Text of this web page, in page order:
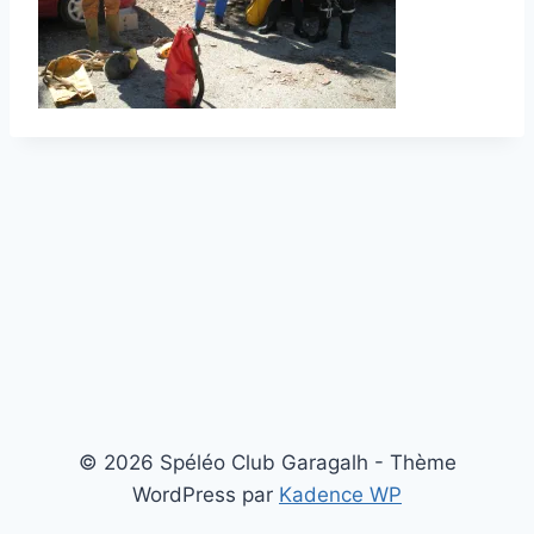
© 2026 Spéléo Club Garagalh - Thème
WordPress par Kadence WP